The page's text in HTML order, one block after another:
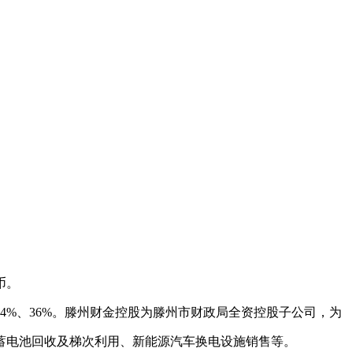
、36%。滕州财金控股为滕州市财政局全资控股子公司，为
池回收及梯次利用、新能源汽车换电设施销售等。